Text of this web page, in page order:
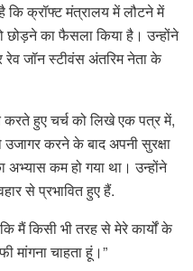
कि क्रॉफ्ट मंत्रालय में लौटने में
छोड़ने का फैसला किया है। उन्होंने
रेव जॉन स्टीवंस अंतरिम नेता के
हुए चर्च को लिखे एक पत्र में,
करने के बाद अपनी सुरक्षा
कम हो गया था। उन्होंने
से प्रभावित हुए हैं.
मैं किसी भी तरह से मेरे कार्यों के
मांगना चाहता हूं।”